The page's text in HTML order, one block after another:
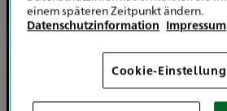
einem späteren Zeitpunkt ändern.
Datenschutzinformation Impressum
Cookie-